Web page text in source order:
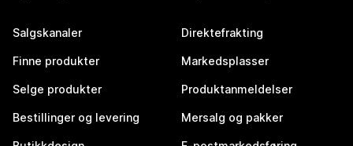
Salgskanaler
Finne produkter
Selge produkter
Bestillinger og levering
Direktefrakting
Markedsplasser
Produktanmeldelser
Mersalg og pakker